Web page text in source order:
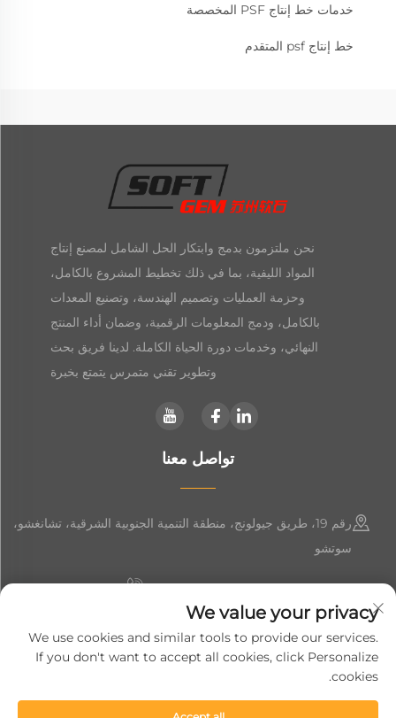
خدمات خط إنتاج PSF المخصصة
خط إنتاج psf المتقدم
نحن ملتزمون بدمج وابتكار الحل الشامل لمصنع إنتاج
المواد الليفية، بما في ذلك تخطيط المشروع بالكامل،
وحزمة العمليات وتصميم الهندسة، وتصنيع المعدات
بالكامل، ودمج المعلومات الرقمية، وضمان أداء المنتج
النهائي، وخدمات دورة الحياة الكاملة. لدينا فريق بحث
وتطوير تقني متمرس يتمتع بخبرة
تواصل معنا
رقم 19، طريق جيولونج، منطقة التنمية الجنوبية الشرقية، تشانغشو،
سوتشو
+86-19906239903
[email protected]
+86-13852981437
We value your privacy
We use cookies and similar tools to provide our services.
If you don't want to accept all cookies, click Personalize
cookies.